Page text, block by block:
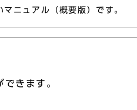
ニュアル（概要版）です。
きます。